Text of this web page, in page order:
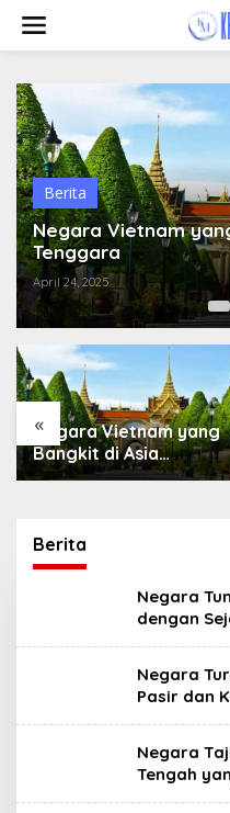
content
Berita
Negara Vietnam
Tenggara
April 24, 2025
«
Negara Vietnam yang
Bangkit di Asia
Tenggara
Berita
Negara
dengan
Negara
Pasir dan
Negara
Tengah